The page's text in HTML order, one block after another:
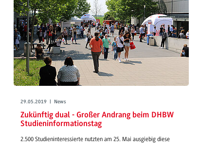
29.05.2019 | News
Zukünftig dual - Großer Andrang beim DHBW
Studieninformationstag
2.500 Studieninteressierte nutzten am 25. Mai ausgiebig diese